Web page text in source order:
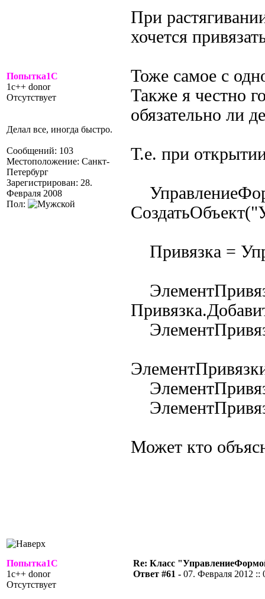
Попытка1С
1c++ donor
Отсутствует
Делал все, иногда быстро.
Сообщений: 103
Местоположение: Санкт-
Петербург
Зарегистрирован: 28.
Февраля 2008
Пол:
При
хочется
Тоже самое с
Также я честно
обязательно ли
Т.е. при
Привязка =
Может кто
Попытка1С
1c++ donor
Отсутствует
Re: Класс
Ответ #61 - 07. Февраля 2012 ::